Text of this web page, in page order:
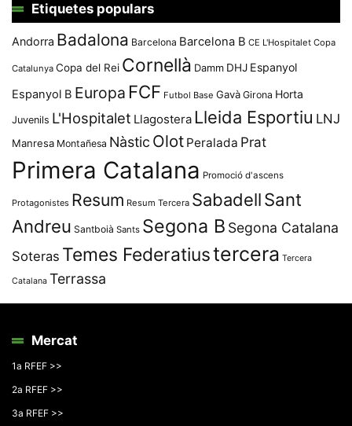
Etiquetes populars
Andorra Badalona Barcelona Barcelona B CE L'Hospitalet Copa
Catalunya Copa del Rei Cornellà Damm DHJ Espanyol
Espanyol B Europa FCF Futbol Base Gavà Girona Horta
Juvenils L'Hospitalet Llagostera Lleida Esportiu LNJ
Manresa Montañesa Nàstic Olot Peralada Prat
Primera Catalana Promoció d'ascens
Protagonistes Resum Resum Tercera SabadellSant
Andreu Santboià Sants Segona B Segona Catalana
Soteras Temes Federatiustercera Tercera
Catalana Terrassa
Mercat
1a RFEF >>
2a RFEF >>
3a RFEF >>